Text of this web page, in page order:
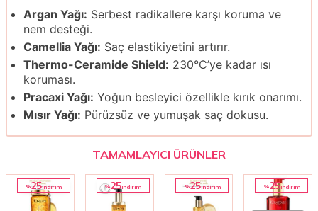
Argan Yağı: Serbest radikallere karşı koruma ve
nem desteği.
Camellia Yağı: Saç elastikiyetini artırır.
Thermo-Ceramide Shield: 230°C’ye kadar ısı
koruması.
Pracaxi Yağı: Yoğun besleyici özellikle kırık onarımı.
Mısır Yağı: Pürüzsüz ve yumuşak saç dokusu.
TAMAMLAYICI ÜRÜNLER
%25i̇ndirim %25i̇ndirim %25i̇ndirim %25i̇ndirim